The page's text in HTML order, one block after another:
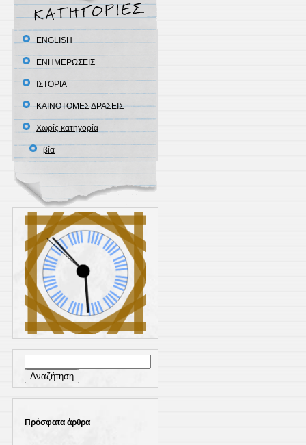
ENGLISH
ΕΝΗΜΕΡΩΣΕΙΣ
ΙΣΤΟΡΙΑ
ΚΑΙΝΟΤΟΜΕΣ ΔΡΑΣΕΙΣ
Χωρίς κατηγορία
βία
για:
Πρόσφατα άρθρα